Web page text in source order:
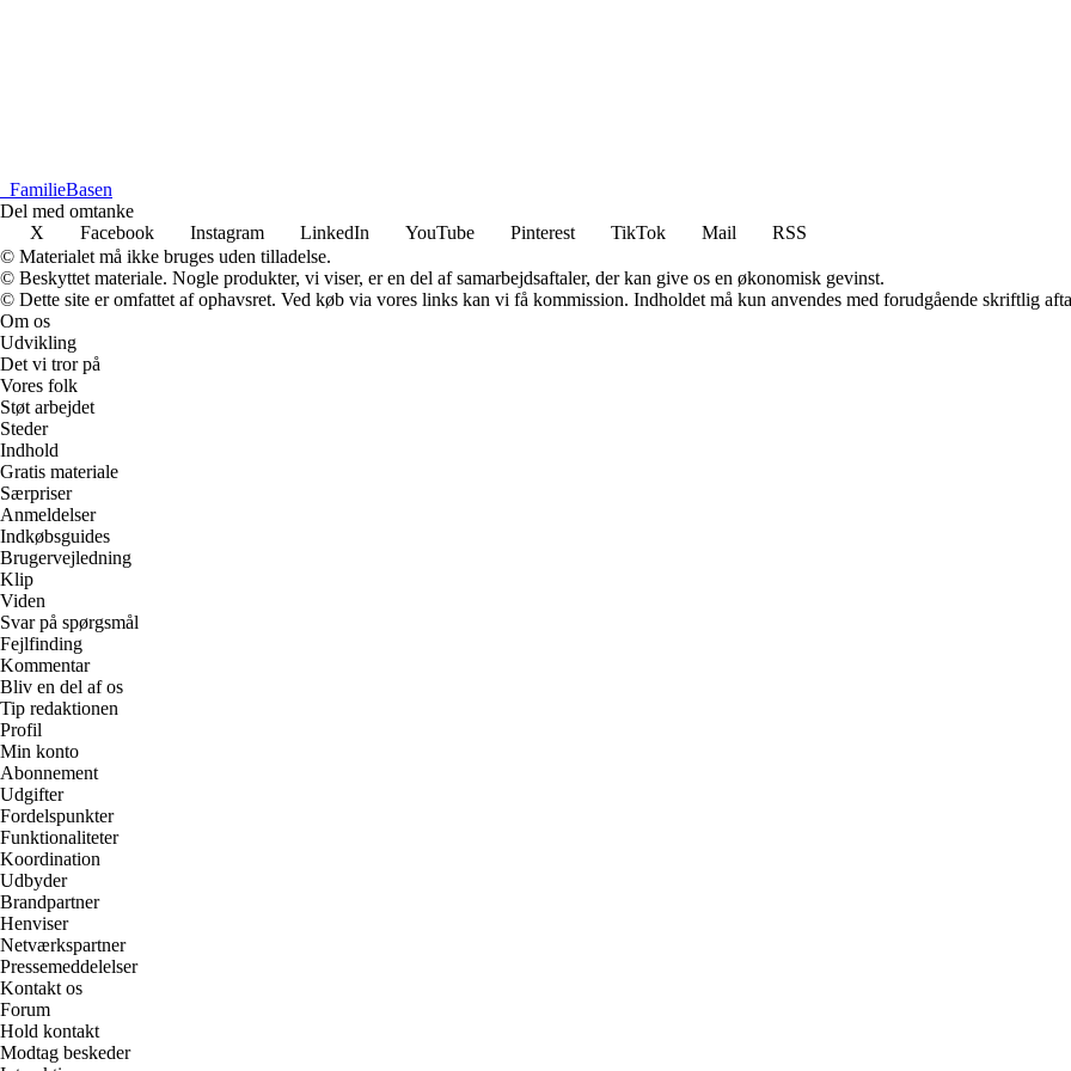
FamilieBasen
Del med omtanke
X
Facebook Instagram LinkedIn YouTube Pinterest TikTok Mail
RSS
© Materialet må ikke bruges uden tilladelse.
© Beskyttet materiale. Nogle produkter, vi viser, er en del af samarbejdsaftaler, der kan give os en økonomisk gevinst.
© Dette site er omfattet af ophavsret. Ved køb via vores links kan vi få kommission. Indholdet må kun anvendes med forudgående skriftlig
Om os
Udvikling
Det vi tror på
Vores folk
Støt arbejdet
Steder
Indhold
Gratis materiale
Særpriser
Anmeldelser
Indkøbsguides
Brugervejledning
Klip
Viden
Svar på spørgsmål
Fejlfinding
Kommentar
Bliv en del af os
Tip redaktionen
Profil
Min konto
Abonnement
Udgifter
Fordelspunkter
Funktionaliteter
Koordination
Udbyder
Brandpartner
Henviser
Netværkspartner
Pressemeddelelser
Kontakt os
Forum
Hold kontakt
Modtag beskeder